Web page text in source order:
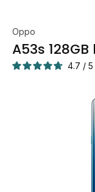
Oppo
A53s
4.7 / 5